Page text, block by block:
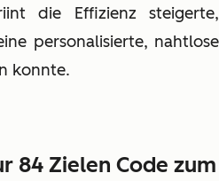
die Effizienz steigerte,
personalisierte, nahtlose
konnte.
84 Zielen Code zum